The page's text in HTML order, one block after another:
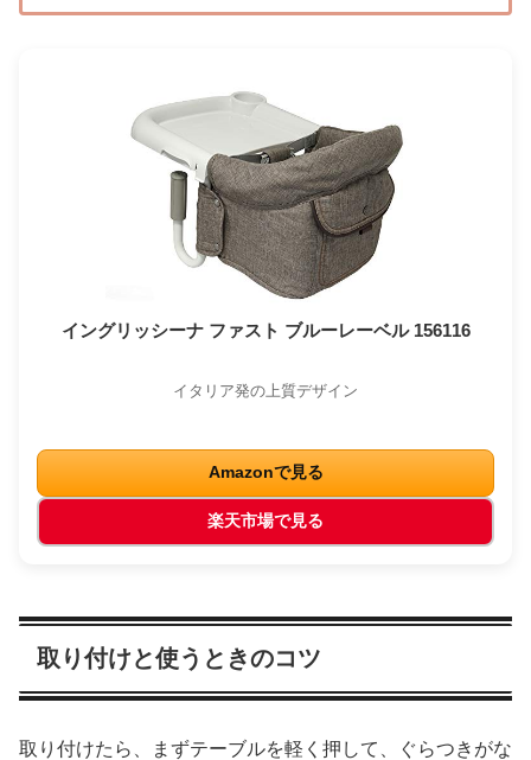
イングリッシーナ ファスト ブルーレーベル 156116
イタリア発の上質デザイン
Amazonで見る
楽天市場で見る
取り付けと使うときのコツ
取り付けたら、まずテーブルを軽く押して、ぐらつきがな